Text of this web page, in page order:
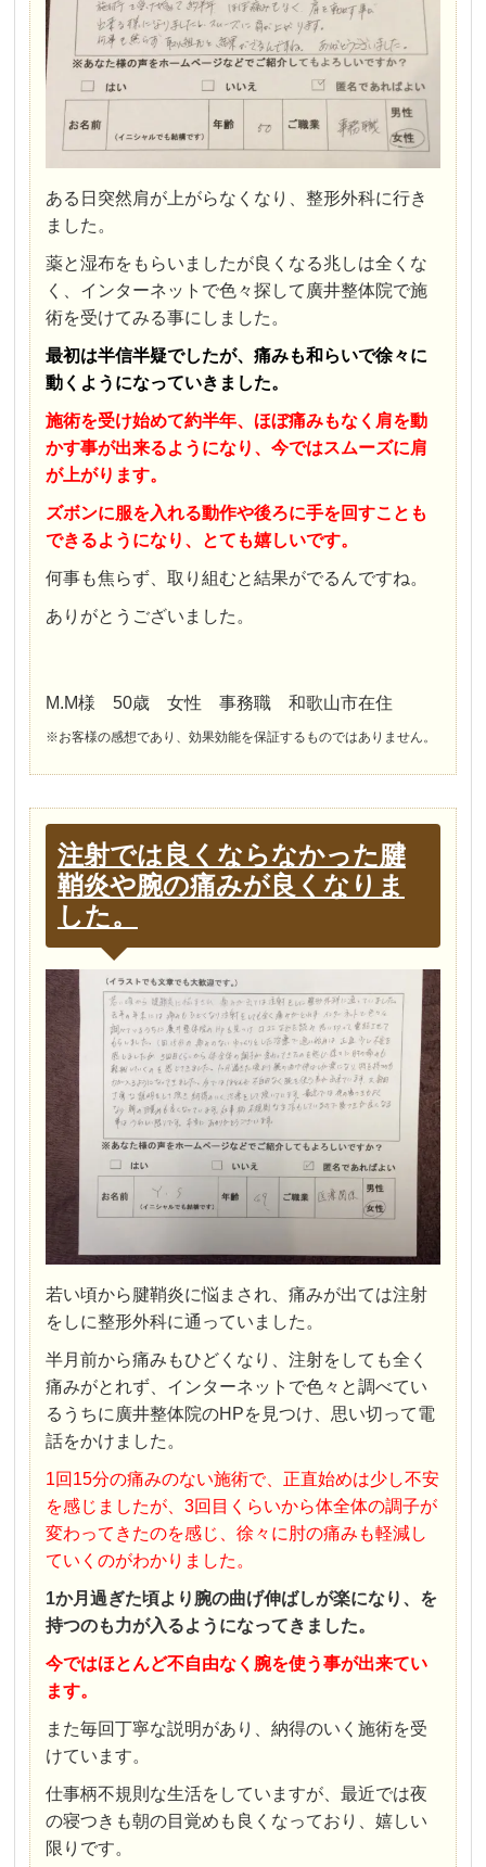
ある日突然肩が上がらなくなり、整形外科に行き
ました。
薬と湿布をもらいましたが良くなる兆しは全くな
く、インターネットで色々探して廣井整体院で施
術を受けてみる事にしました。
最初は半信半疑でしたが、痛みも和らいで徐々に
動くようになっていきました。
施術を受け始めて約半年、ほぼ痛みもなく肩を動
かす事が出来るようになり、今ではスムーズに肩
が上がります。
ズボンに服を入れる動作や後ろに手を回すことも
できるようになり、とても嬉しいです。
何事も焦らず、取り組むと結果がでるんですね。
ありがとうございました。
M.M様 50歳 女性 事務職 和歌山市在住
※お客様の感想であり、効果効能を保証するものではありません。
注射では良くならなかった腱
鞘炎や腕の痛みが良くなりま
した。
若い頃から腱鞘炎に悩まされ、痛みが出ては注射
をしに整形外科に通っていました。
半月前から痛みもひどくなり、注射をしても全く
痛みがとれず、インターネットで色々と調べてい
るうちに廣井整体院のHPを見つけ、思い切って電
話をかけました。
1回15分の痛みのない施術で、正直始めは少し不安
を感じましたが、3回目くらいから体全体の調子が
変わってきたのを感じ、徐々に肘の痛みも軽減し
ていくのがわかりました。
1か月過ぎた頃より腕の曲げ伸ばしが楽になり、を
持つのも力が入るようになってきました。
今ではほとんど不自由なく腕を使う事が出来てい
ます。
また毎回丁寧な説明があり、納得のいく施術を受
けています。
仕事柄不規則な生活をしていますが、最近では夜
の寝つきも朝の目覚めも良くなっており、嬉しい
限りです。